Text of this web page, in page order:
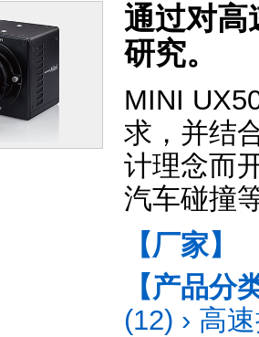
通过对高
研究。
MINI
求，并结
计理念而
汽车碰撞
【厂家】
【产品分
(12) › 高